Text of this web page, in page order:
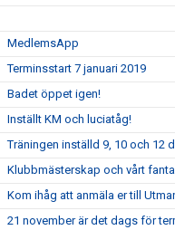
MedlemsApp
Terminsstart 7 januari 2019
Badet öppet igen!
Inställt KM och luciatåg!
Träningen inställd 9, 10 och 12
Klubbmästerskap och vårt
Kom ihåg att anmäla er till
21 november är det dags för